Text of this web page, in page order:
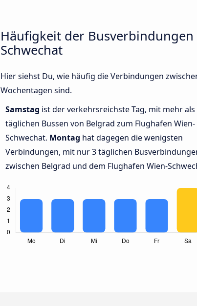
Häufigkeit der
Schwechat
Hier siehst Du, wie häufig die Verbindungen
Wochentagen sind.
Samstag ist der verkehrsreichste Tag, mit mehr als
täglichen Bussen von Belgrad zum Flughafen Wien-
Schwechat. Montag hat dagegen die wenigsten
Verbindungen, mit nur 3 täglichen
zwischen Belgrad und dem Flughafen Wien-